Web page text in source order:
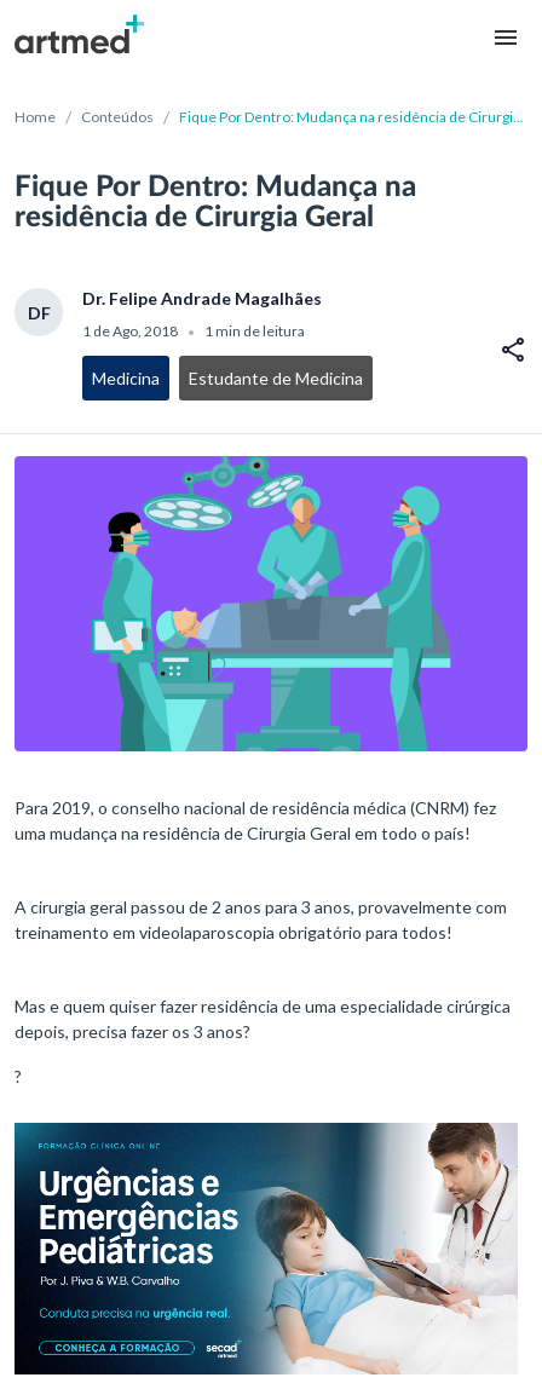
Home / Conteúdos / Fique Por Dentro: Mudança na residência de Cirurgia
Fique Por Dentro: Mudança na
residência de Cirurgia Geral
DF
Dr. Felipe Andrade Magalhães
1 de Ago, 2018 • 1 min de leitura
Medicina Estudante de Medicina
Para 2019, o conselho nacional de residência médica (CNRM) fez
uma mudança na residência de Cirurgia Geral em todo o país!
A cirurgia geral passou de 2 anos para 3 anos, provavelmente com
treinamento em videolaparoscopia obrigatório para todos!
Mas e quem quiser fazer residência de uma especialidade cirúrgica
depois, precisa fazer os 3 anos?
?